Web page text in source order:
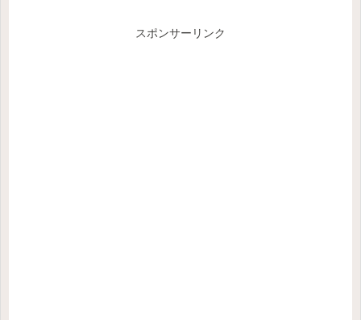
スポンサーリンク